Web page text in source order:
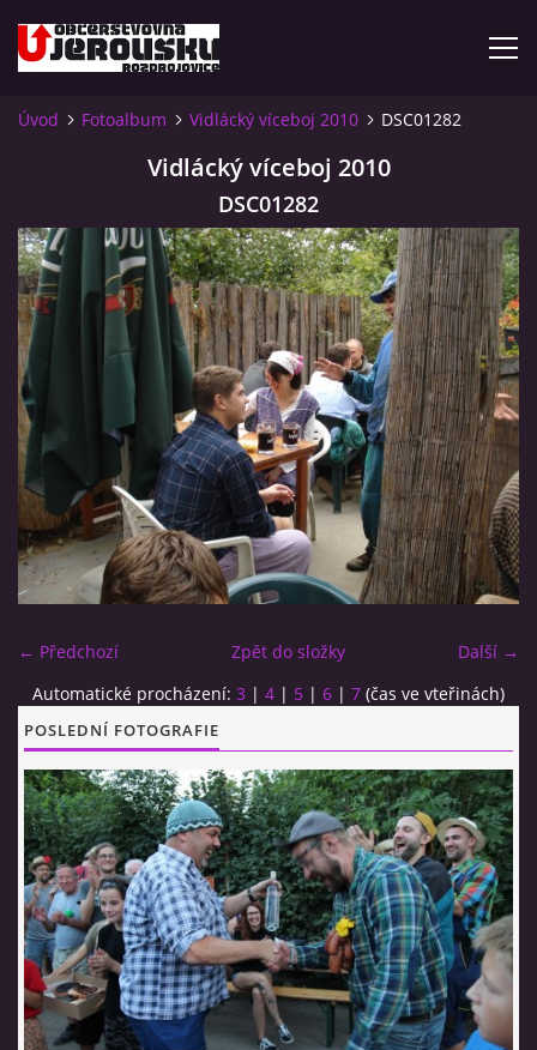
VIDLÁCKÝ VÍCEBOJ 2023 - VIDEO
OTEVÍRACÍ DOBA
VIDLÁCKÝ VÍCEBOJ 2020 - ČLÁNEK Z ROZDROJOVICKÉ
DRBNY 4/2020
VIDLÁCKÝ VÍCEBOJ 2020 - VIDEO
CO SI U NÁS DÁTE?
FOTOALBUM
CESTA KOLEM SVĚTA 2014 - VIDEO
VIDLÁCKÝ VÍCEBOJ 2023
CENÍK
Úvod Fotoalbum Vidlácký víceboj 2010 DSC01282
Vidlácký víceboj 2010
DSC01282
← Předchozí Další →
Zpět do složky
Automatické procházení: 3 | 4 | 5 | 6 | 7 (čas ve vteřinách)
POSLEDNÍ FOTOGRAFIE